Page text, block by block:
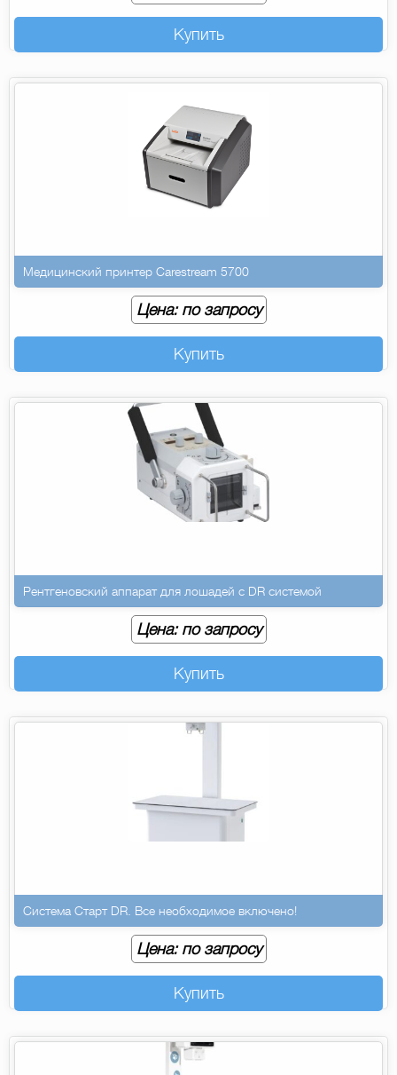
Купить
Медицинский принтер Carestream 5700
Цена: по запросу
Купить
Рентгеновский аппарат для лошадей с DR системой
Цена: по запросу
Купить
Система Старт DR. Все необходимое включено!
Цена: по запросу
Купить